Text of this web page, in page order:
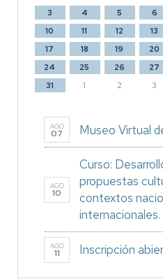
3
4 5 6
10
11 12 13
17
18 19 20
24
25 26 27
31
1 2 3
AGO
07 Museo Virtual
AGO
10
Curso:
propuestas
contextos
internacionales.
AGO
11 Inscripción